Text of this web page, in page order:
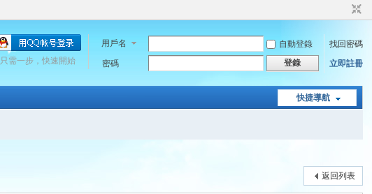
用戶名 自動登錄
找回密碼
密碼
登錄 立即註冊
只需一步，快速開始
快捷導航
返回列表